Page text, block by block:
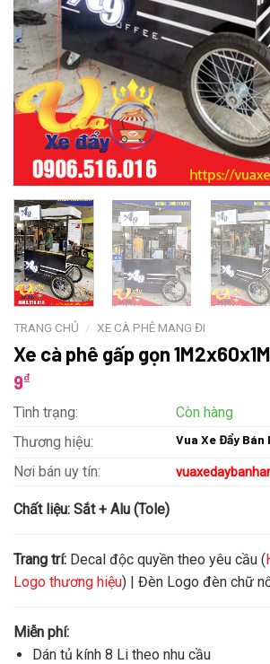
TRANG CHỦ / XE CÀ PHÊ MANG ĐI
Xe cà phê gấp gọn
9₫
Tình trạng:
Còn hàng
Thương hiệu:
Vua Xe Đẩy Bán
Nơi bán uy tín:
Chất liệu: Sắt + Alu (Tole)
Trang trí: Decal độc quyền theo yêu cầu (
Logo thương hiệu) | Đèn Logo đèn chữ
Miễn phí:
Dán tủ kính 8 Li theo nhu cầu